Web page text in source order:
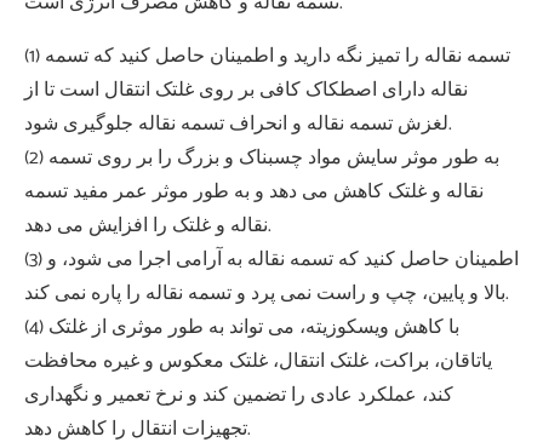
(1) تسمه نقاله را تمیز نگه دارید و اطمینان حاصل کنید که تسمه
نقاله دارای اصطکاک کافی بر روی غلتک انتقال است تا از
لغزش تسمه نقاله و انحراف تسمه نقاله جلوگیری شود.
(2) به طور موثر سایش مواد چسبناک و بزرگ را بر روی تسمه
نقاله و غلتک کاهش می دهد و به طور موثر عمر مفید تسمه
نقاله و غلتک را افزایش می دهد.
(3) اطمینان حاصل کنید که تسمه نقاله به آرامی اجرا می شود، و
بالا و پایین، چپ و راست نمی پرد و تسمه نقاله را پاره نمی کند.
(4) با کاهش ویسکوزیته، می تواند به طور موثری از غلتک
یاتاقان، براکت، غلتک انتقال، غلتک معکوس و غیره محافظت
کند، عملکرد عادی را تضمین کند و نرخ تعمیر و نگهداری
تجهیزات انتقال را کاهش دهد.